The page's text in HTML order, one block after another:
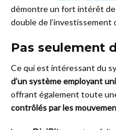
démontre un fort intérêt
double de l’investissement
Pas seulement
Ce qui est intéressant du
d’un système employant
offrant également toute
contrôlés par les